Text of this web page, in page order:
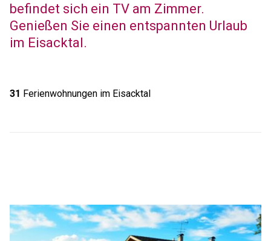
befindet sich ein TV am Zimmer.
Genießen Sie einen entspannten Urlaub
im Eisacktal.
31 Ferienwohnungen im Eisacktal